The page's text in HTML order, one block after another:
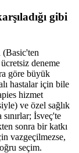
gibi
(Basic'ten
deneme
göre büyük
hastalar için bile
hizmet
ve özel sağlık
İsveç'te
sonra bir katkı
vazgeçilmezse,
seçim.